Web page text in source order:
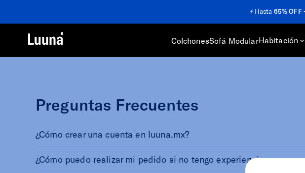
⚡️ Hasta 65% OFF
ColchonesSofá ModularHabitación
Preguntas Frecuentes
¿Cómo crear una cuenta en luuna.mx?
¿Cómo puedo realizar mi pedido si no tengo experiencia en